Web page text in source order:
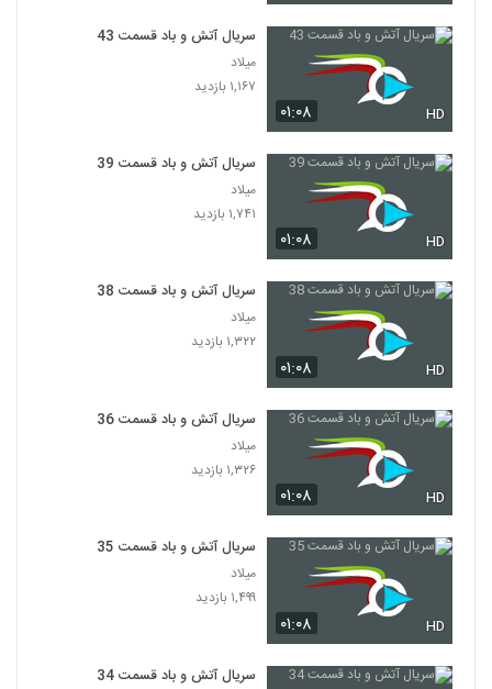
۰۱:۰۸ HD
سریال آتش و باد قسمت 43
میلاد
۱,۱۶۷ بازدید
۰۱:۰۸ HD
سریال آتش و باد قسمت 39
میلاد
۱,۷۴۱ بازدید
۰۱:۰۸ HD
سریال آتش و باد قسمت 38
میلاد
۱,۳۲۲ بازدید
۰۱:۰۸ HD
سریال آتش و باد قسمت 36
میلاد
۱,۳۲۶ بازدید
۰۱:۰۸ HD
سریال آتش و باد قسمت 35
میلاد
۱,۴۹۹ بازدید
سریال آتش و باد قسمت 34